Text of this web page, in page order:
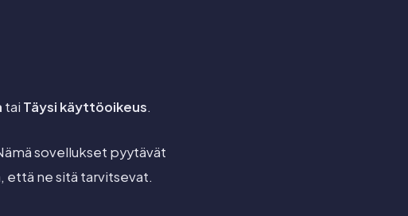
tai Täysi käyttöoikeus.
sovellukset pyytävät
että ne sitä tarvitsevat.